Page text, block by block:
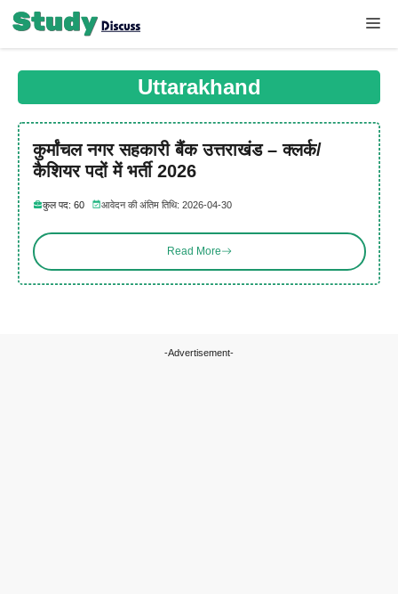
Skip
content
Uttarakhand
कुर्मांचल नगर सहकारी बैंक उत्तराखंड – क्लर्क/
कैशियर पदों में भर्ती 2026
कुल पद: 60 आवेदन की अंतिम तिथि: 2026-04-30
Read More
-Advertisement-